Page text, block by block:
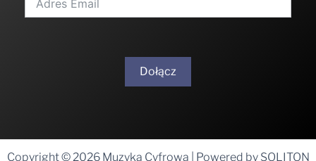
Dołącz
Copyright © 2026 Muzyka Cyfrowa | Powered by SOLITON